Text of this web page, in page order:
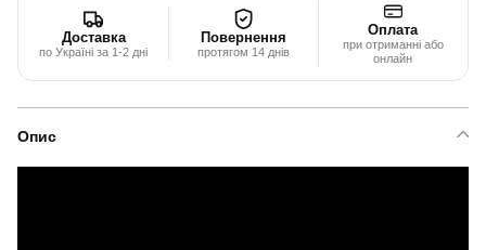
Доставка
по Україні за 1-2 дні
Повернення
протягом 14 днів
Оплата
при отриманні або
онлайн
Опис